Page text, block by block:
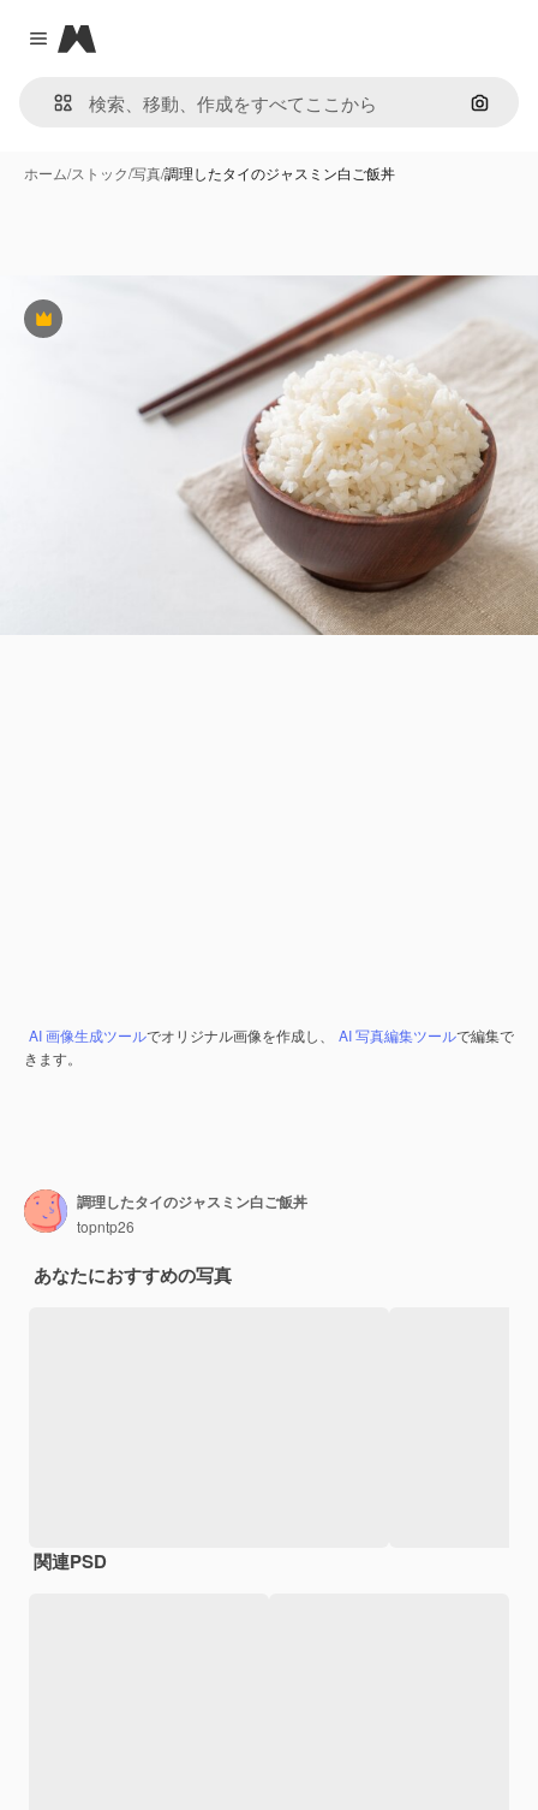
Close menu
Magnific
画像で
ホーム/ストック/写真/調理したタイのジャスミン白ご飯丼
Premium
AI 画像生成ツールでオリジナル画像を作成し、 AI 写真編集ツールで編集で
きます。
調理したタイのジャスミン白ご飯丼
topntp26
あなたにおすすめの写真
関連PSD